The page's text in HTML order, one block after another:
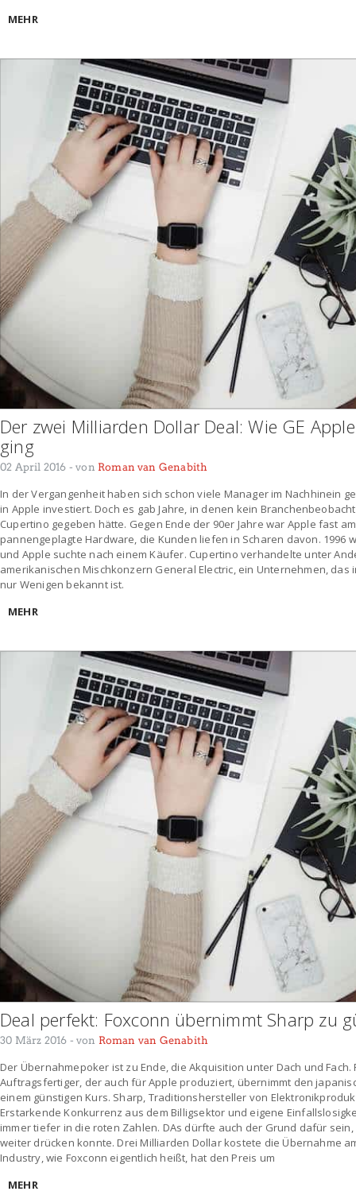
MEHR
Der zwei Milliarden Dollar Deal: Wie GE
ging
02 April 2016 - von Roman van Genabith
In der Vergangenheit haben sich schon viele Manager im Nachhinein
in Apple investiert. Doch es gab Jahre, in denen kein
Cupertino gegeben hätte. Gegen Ende der 90er Jahre war Apple fast
pannengeplagte Hardware, die Kunden liefen in Scharen davon. 1996
und Apple suchte nach einem Käufer. Cupertino verhandelte unter
amerikanischen Mischkonzern General Electric, ein Unternehmen,
nur Wenigen bekannt ist.
MEHR
Deal perfekt: Foxconn übernimmt Sharp zu
30 März 2016 - von Roman van Genabith
Der Übernahmepoker ist zu Ende, die Akquisition unter Dach und
Auftragsfertiger, der auch für Apple produziert, übernimmt den
einem günstigen Kurs. Sharp, Traditionshersteller von
Erstarkende Konkurrenz aus dem Billigsektor und eigene
immer tiefer in die roten Zahlen. DAs dürfte auch der Grund dafür
weiter drücken konnte. Drei Milliarden Dollar kostete die Übernahme
Industry, wie Foxconn eigentlich heißt, hat den Preis um
MEHR